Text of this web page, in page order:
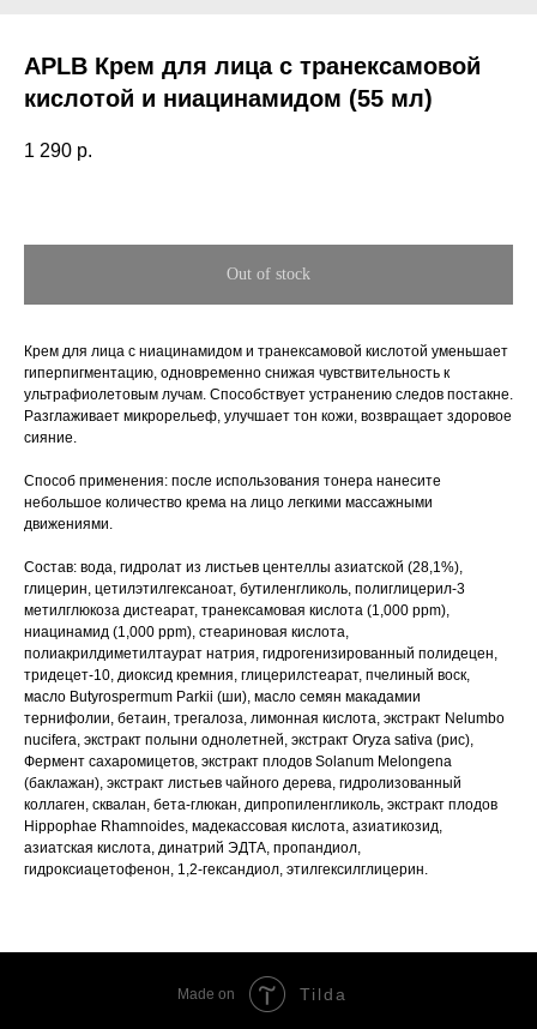
APLB Крем для лица с транексамовой
кислотой и ниацинамидом (55 мл)
1 290 р.
Out of stock
Крем для лица с ниацинамидом и транексамовой кислотой уменьшает
гиперпигментацию, одновременно снижая чувствительность к
ультрафиолетовым лучам. Способствует устранению следов постакне.
Разглаживает микрорельеф, улучшает тон кожи, возвращает здоровое
сияние.
Способ применения: после использования тонера нанесите
небольшое количество крема на лицо легкими массажными
движениями.
Состав: вода, гидролат из листьев центеллы азиатской (28,1%),
глицерин, цетилэтилгексаноат, бутиленгликоль, полиглицерил-3
метилглюкоза дистеарат, транексамовая кислота (1,000 ppm),
ниацинамид (1,000 ppm), стеариновая кислота,
полиакрилдиметилтаурат натрия, гидрогенизированный полидецен,
тридецет-10, диоксид кремния, глицерилстеарат, пчелиный воск,
масло Butyrospermum Parkii (ши), масло семян макадамии
тернифолии, бетаин, трегалоза, лимонная кислота, экстракт Nelumbo
nucifera, экстракт полыни однолетней, экстракт Oryza sativa (рис),
Фермент сахаромицетов, экстракт плодов Solanum Melongena
(баклажан), экстракт листьев чайного дерева, гидролизованный
коллаген, сквалан, бета-глюкан, дипропиленгликоль, экстракт плодов
Hippophae Rhamnoides, мадекассовая кислота, азиатикозид,
азиатская кислота, динатрий ЭДТА, пропандиол,
гидроксиацетофенон, 1,2-гександиол, этилгексилглицерин.
Made on Tilda